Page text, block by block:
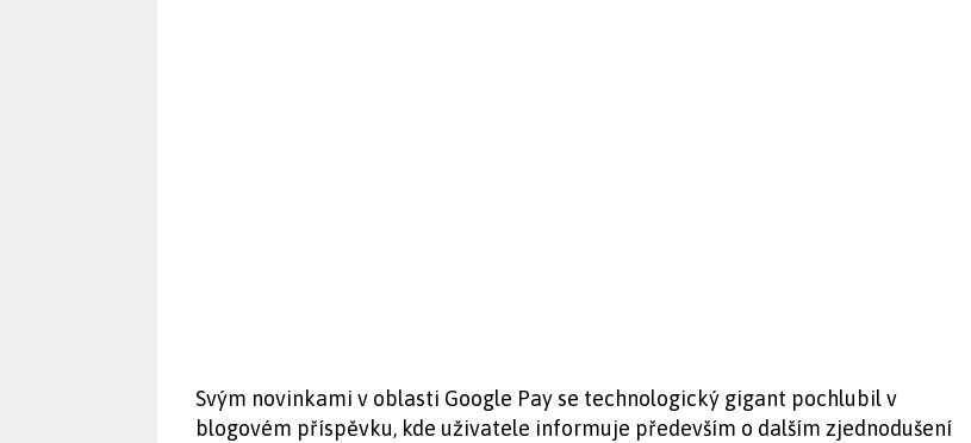
Svým novinkami v oblasti Google Pay se technologický gigant pochlubil v
blogovém příspěvku, kde uživatele informuje především o dalším zjednodušení